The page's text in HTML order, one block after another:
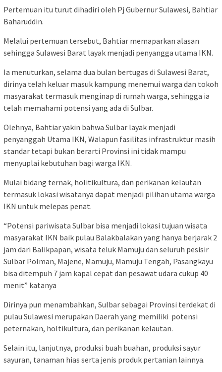
Pertemuan itu turut dihadiri oleh Pj Gubernur Sulawesi, Bahtiar
Baharuddin.
Melalui pertemuan tersebut, Bahtiar memaparkan alasan
sehingga Sulawesi Barat layak menjadi penyangga utama IKN.
Ia menuturkan, selama dua bulan bertugas di Sulawesi Barat,
dirinya telah keluar masuk kampung menemui warga dan tokoh
masyarakat termasuk menginap di rumah warga, sehingga ia
telah memahami potensi yang ada di Sulbar.
Olehnya, Bahtiar yakin bahwa Sulbar layak menjadi
penyanggah Utama IKN, Walapun fasilitas infrastruktur masih
standar tetapi bukan berarti Provinsi ini tidak mampu
menyuplai kebutuhan bagi warga IKN.
Mulai bidang ternak, holitikultura, dan perikanan kelautan
termasuk lokasi wisatanya dapat menjadi pilihan utama warga
IKN untuk melepas penat.
“Potensi pariwisata Sulbar bisa menjadi lokasi tujuan wisata
masyarakat IKN baik pulau Balakbalakan yang hanya berjarak 2
jam dari Balikpapan, wisata teluk Mamuju dan seluruh pesisir
Sulbar Polman, Majene, Mamuju, Mamuju Tengah, Pasangkayu
bisa ditempuh 7 jam kapal cepat dan pesawat udara cukup 40
menit” katanya
Dirinya pun menambahkan, Sulbar sebagai Provinsi terdekat di
pulau Sulawesi merupakan Daerah yang memiliki potensi
peternakan, holtikultura, dan perikanan kelautan.
Selain itu, lanjutnya, produksi buah buahan, produksi sayur
sayuran, tanaman hias serta jenis produk pertanian lainnya.